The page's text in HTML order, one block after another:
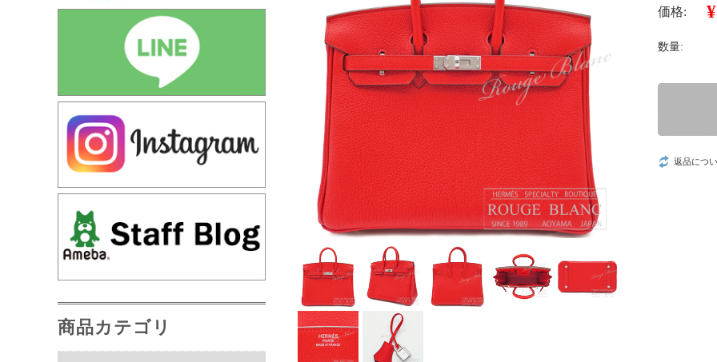
価格:
数量:
返品につ
商品カテゴリ